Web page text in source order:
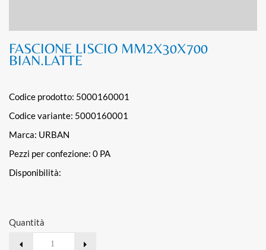
FASCIONE LISCIO MM2X30X700
BIAN.LATTE
Codice prodotto: 5000160001
Codice variante: 5000160001
Marca: URBAN
Pezzi per confezione: 0 PA
Disponibilità:
Quantità